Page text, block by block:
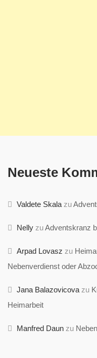
Neueste
Valdete Skala zu
Nelly zuAdventskranz
Arpad Lovasz zu
Nebenverdienst oder
Jana Balazovicova zu
Heimarbeit
Manfred Daun zu